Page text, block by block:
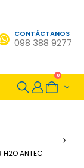
CONTÁCTANOS
098 388 9277
0
H2O ANTEC